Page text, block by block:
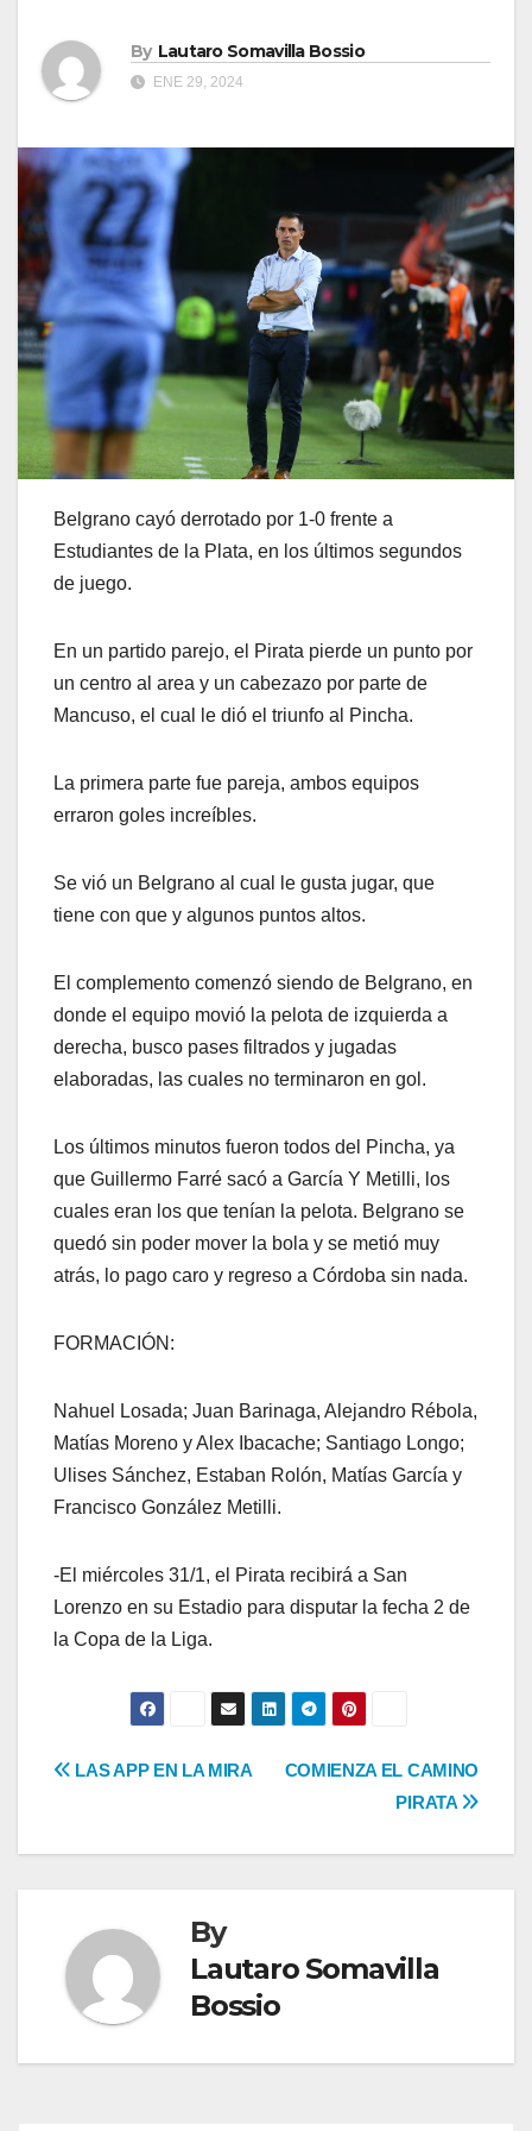
By Lautaro Somavilla Bossio
ENE 29, 2024
Belgrano cayó derrotado por 1-0 frente a
Estudiantes de la Plata, en los últimos segundos
de juego.
En un partido parejo, el Pirata pierde un punto por
un centro al area y un cabezazo por parte de
Mancuso, el cual le dió el triunfo al Pincha.
La primera parte fue pareja, ambos equipos
erraron goles increíbles.
Se vió un Belgrano al cual le gusta jugar, que
tiene con que y algunos puntos altos.
El complemento comenzó siendo de Belgrano, en
donde el equipo movió la pelota de izquierda a
derecha, busco pases filtrados y jugadas
elaboradas, las cuales no terminaron en gol.
Los últimos minutos fueron todos del Pincha, ya
que Guillermo Farré sacó a García Y Metilli, los
cuales eran los que tenían la pelota. Belgrano se
quedó sin poder mover la bola y se metió muy
atrás, lo pago caro y regreso a Córdoba sin nada.
FORMACIÓN:
Nahuel Losada; Juan Barinaga, Alejandro Rébola,
Matías Moreno y Alex Ibacache; Santiago Longo;
Ulises Sánchez, Estaban Rolón, Matías García y
Francisco González Metilli.
-El miércoles 31/1, el Pirata recibirá a San
Lorenzo en su Estadio para disputar la fecha 2 de
la Copa de la Liga.
Navegación
COMIENZA EL CAMINO
PIRATA
LAS APP EN LA MIRA
By
Lautaro Somavilla
Bossio